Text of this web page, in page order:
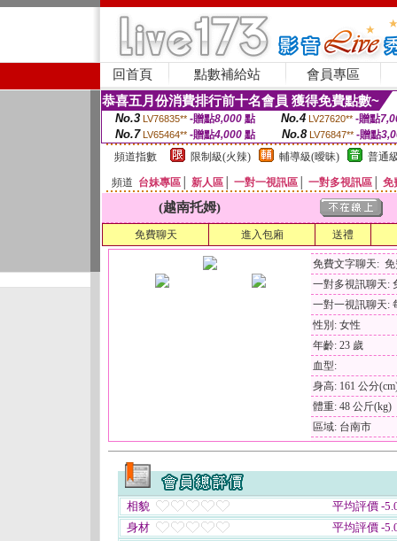
回首頁 點數補給站 會員專區
恭喜五月份消費排行前十名會員 獲得免費點數~
No.3 LV76835** -贈點8,000點 No.4 LV27620** -贈點
No.7 LV65464** -贈點4,000 點 No.8 LV76847** -贈點
頻道指數
限制級(火辣) 輔導級(曖昧) 普通
頻道 台妹專區 新人區 一對一視訊區 一對多視訊區 免
(越南托姆)
免費聊天 進入包廂 送禮
免費文字聊天:
一對多視訊聊天:
一對一視訊聊天:
性別: 女性
年齡: 23 歲
血型:
身高: 161 公分
體重: 48 公斤(kg)
區域: 台南市
相貌
平均評價 -
身材
平均評價 -